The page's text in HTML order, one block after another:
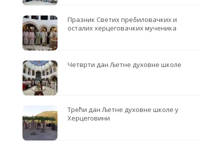
Празник Светих пребиловачких и
осталих херцеговачких мученика
Четврти дан Љетне духовне школе
Трећи дан Љетне духовне школе у
Херцеговини